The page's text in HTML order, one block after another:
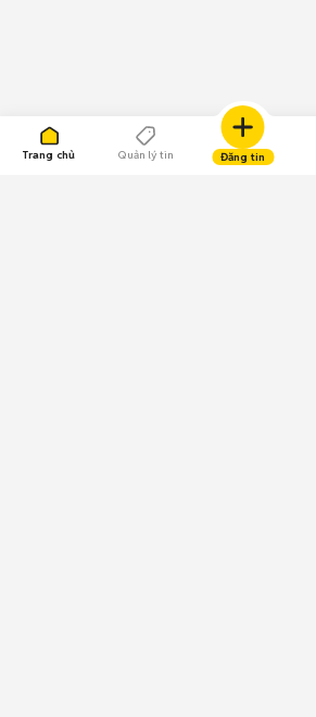
Trang chủ Quản lý tin Đăng tin